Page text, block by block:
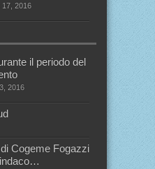
17, 2016
il periodo del
2016
di Cogeme Fogazzi